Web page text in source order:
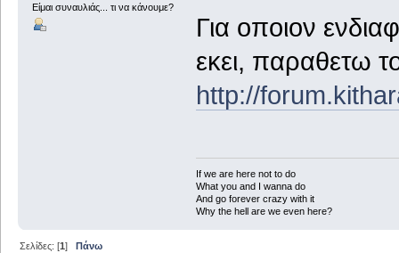
Είμαι συναυλιάς... τι να κάνουμε?
Για οποιον
εκει, παραθετω
http://
If we are here not to do
What you and I wanna do
And go forever crazy with it
Why the hell are we even here?
Σελίδες: [1] Πάνω